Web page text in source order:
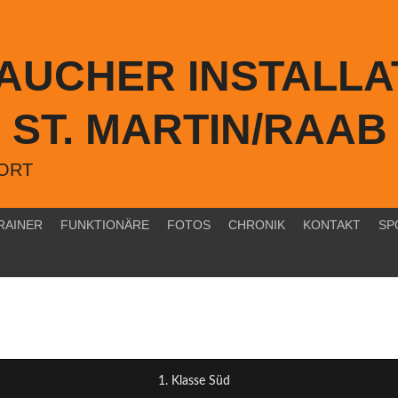
ST. MARTIN/RAAB
FUNKTIONÄRE FOTOS CHRONIK KONTAKT
1. Klasse Süd